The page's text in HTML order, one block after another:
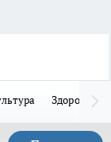
Здоровье